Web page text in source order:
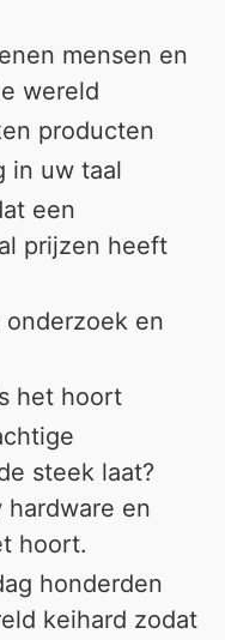
mensen en
wereld
producten
in uw taal
een
prijzen heeft
onderzoek en
het hoort
steek laat?
hardware en
hoort.
honderden
keihard zodat